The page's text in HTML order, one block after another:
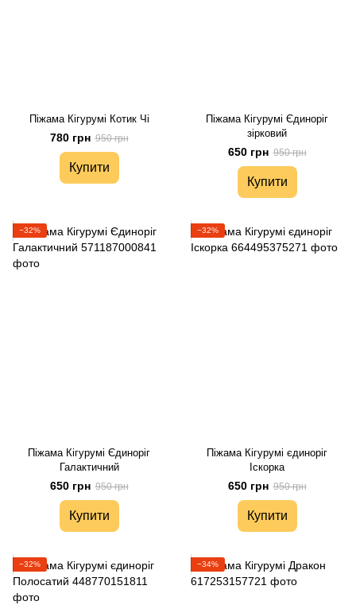
Піжама Кігурумі Котик Чі
780 грн 950 грн
Купити
Піжама Кігурумі Єдиноріг
зірковий
650 грн 950 грн
Купити
−32%
Піжама Кігурумі Єдиноріг
Галактичний
650 грн 950 грн
Купити
−32%
Піжама Кігурумі єдиноріг
Іскорка
650 грн 950 грн
Купити
−32% −34%